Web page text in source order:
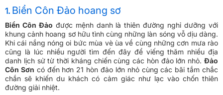
1. Biển Côn Đảo hoang sơ
Biển Côn Đảo được mệnh danh là thiên đường nghỉ dưỡng với
khung cảnh hoang sơ hữu tình cùng những làn sóng vỗ dịu dàng.
Khi cái nắng nóng oi bức mùa vè ùa về cùng những cơn mưa rào
cũng là lúc nhiều người tìm đến đây để viếng thăm nhiều địa
danh lịch sử từ thời kháng chiến cùng các hòn đảo lớn nhỏ. Đảo
Côn Sơn có đến hơn 21 hòn đảo lớn nhỏ cùng các bãi tắm chắc
chắn sẽ khiến du khách có cảm giác như lạc vào chốn thiên
đường giải nhiệt.